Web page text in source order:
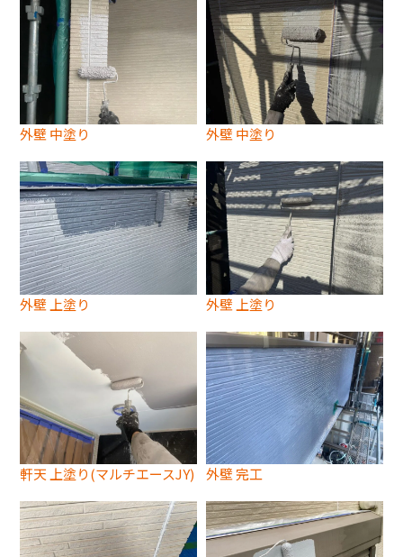
外壁 中塗り 外壁 中塗り
外壁 上塗り 外壁 上塗り
軒天 上塗り(マルチエースJY) 外壁 完工